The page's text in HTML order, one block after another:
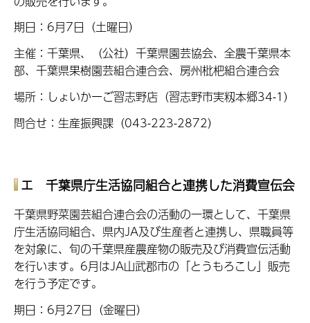
期日：6月7日（土曜日）
主催：千葉県、（公社）千葉県園芸協会、全農千葉県本
部、千葉県果樹園芸組合連合会、房州枇杷組合連合会
場所：しょいかーご習志野店（習志野市実籾本郷34-1）
問合せ：生産振興課（043-223-2872）
エ 千葉県庁生活協同組合と連携した消費宣伝会
千葉県野菜園芸組合連合会の活動の一環として、千葉県
庁生活協同組合、県内JA及び生産者と連携し、県職員等
を対象に、旬の千葉県産農産物の販売及び消費宣伝活動
を行います。6月はJA山武郡市の「とうもろこし」販売
を行う予定です。
期日：6月27日（金曜日）